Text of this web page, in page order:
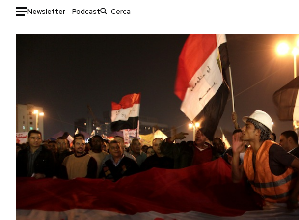
Newsletter Podcast
Auto
Politica
Internet
Scienza
Cultura
Economia
Sport
Libri
Consumismi
Storie/Idee
Ok Boomer!
Media
Europa
Mondiali calcio 2026